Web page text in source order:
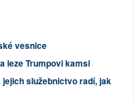
vesnice
leze Trumpovi kamsi
jejich služebnictvo radí, jak